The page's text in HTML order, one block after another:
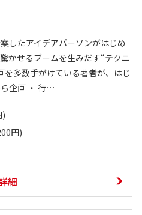
したアイデアパーソンがはじめ
かせるブームを生みだす“テクニ
を多数手がけている著者が、はじ
企画 ・ 行…
)
円)
細